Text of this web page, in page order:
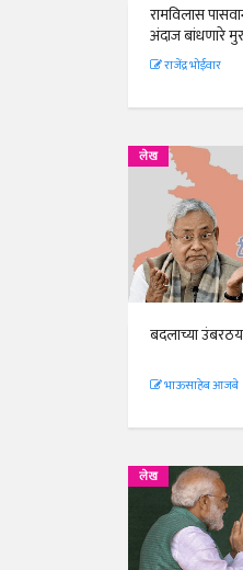
रामविलास
अंदाज बांधणारे
राजेंद्र भोईवार
लेख
बदलाच्या
भाऊसाहेब आजबे
लेख